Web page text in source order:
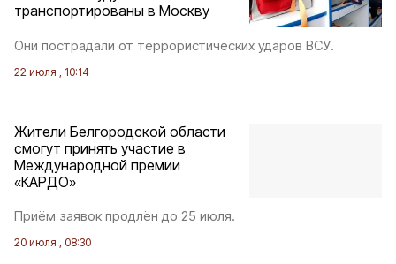
транспортированы в Москву
Они пострадали от террористических ударов ВСУ.
22 июля , 10:14
Жители Белгородской области
смогут принять участие в
Международной премии
«КАРДО»
Приём заявок продлён до 25 июля.
20 июля , 08:30